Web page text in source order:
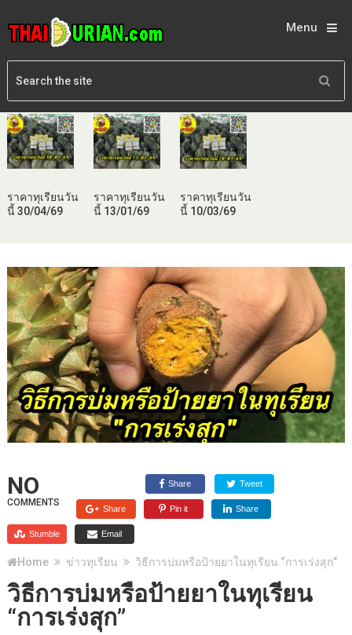
Menu
ราคาทุเรียนวัน
นี้ 30/04/69
ราคาทุเรียนวัน
นี้ 13/01/69
ราคาทุเรียนวัน
นี้ 10/03/69
NO
COMMENTS
Share Tweet
Share Pin it Share
Stumble Email
Home ข่าวทุเรียน วิธีการบ่มหรือป้ายยาในทุเรียน “การเร่งสุก”
วิธีการบ่มหรือป้ายยาในทุเรียน
“การเร่งสุก”